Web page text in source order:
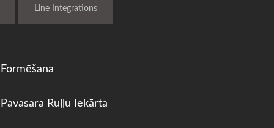
Line Integrations
Formēšana
Pavasara Ruļļu Iekārta